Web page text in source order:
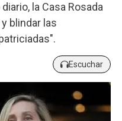
la Casa Rosada
blindar las
Escuchar